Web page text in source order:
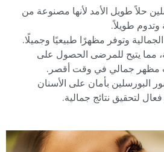
حلاً طويل الأمد لأنها مصنوعة من
وتدوم طويلاً.
الجمالية وتوفر مظهرًا طبيعيًا وجميلًا.
مما يتيح للمرضى الحصول على
مظهر جمالي في وقت أقصر.
البورسلين بأمان على الأسنان
لتحقيق نتائج جمالية.